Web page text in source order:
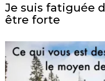
Je suis fatiguée
être forte